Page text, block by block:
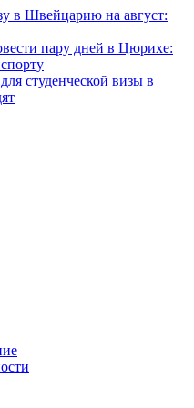
в Швейцарию на август:
пару дней в Цюрихе:
студенческой визы в